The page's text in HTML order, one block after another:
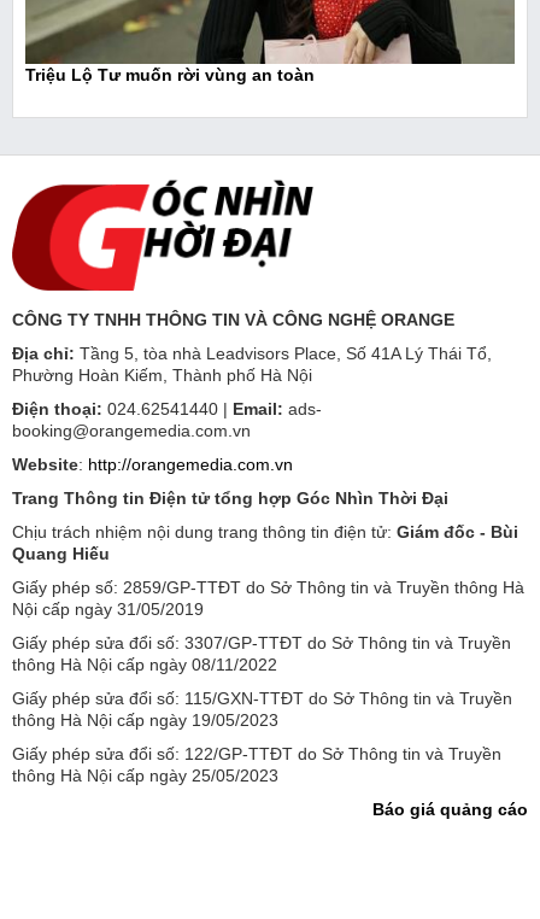
Triệu Lộ Tư muốn rời vùng an toàn
CÔNG TY TNHH THÔNG TIN VÀ CÔNG NGHỆ ORANGE
Địa chỉ: Tầng 5, tòa nhà Leadvisors Place, Số 41A Lý Thái Tổ,
Phường Hoàn Kiếm, Thành phố Hà Nội
Điện thoại: 024.62541440 | Email: ads-
booking@orangemedia.com.vn
Website: http://orangemedia.com.vn
Trang Thông tin Điện tử tổng hợp Góc Nhìn Thời Đại
Chịu trách nhiệm nội dung trang thông tin điện tử: Giám đốc - Bùi
Quang Hiếu
Giấy phép số: 2859/GP-TTĐT do Sở Thông tin và Truyền thông Hà
Nội cấp ngày 31/05/2019
Giấy phép sửa đổi số: 3307/GP-TTĐT do Sở Thông tin và Truyền
thông Hà Nội cấp ngày 08/11/2022
Giấy phép sửa đổi số: 115/GXN-TTĐT do Sở Thông tin và Truyền
thông Hà Nội cấp ngày 19/05/2023
Giấy phép sửa đổi số: 122/GP-TTĐT do Sở Thông tin và Truyền
thông Hà Nội cấp ngày 25/05/2023
Báo giá quảng cáo